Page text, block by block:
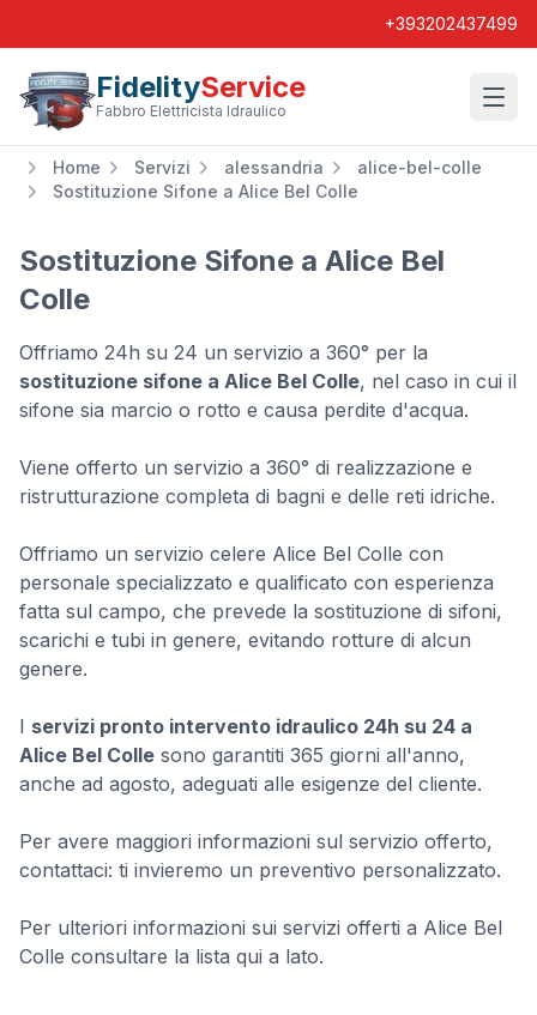
+393202437499
FidelityService
Fabbro Elettricista Idraulico
Home Servizi alessandria
alice-bel-colle
Sostituzione Sifone a Alice Bel Colle
Sostituzione Sifone a Alice Bel
Colle
Offriamo 24h su 24 un servizio a 360° per la
sostituzione sifone a Alice Bel Colle, nel caso in cui il
sifone sia marcio o rotto e causa perdite d'acqua.
Viene offerto un servizio a 360° di realizzazione e
ristrutturazione completa di bagni e delle reti idriche.
Offriamo un servizio celere Alice Bel Colle con
personale specializzato e qualificato con esperienza
fatta sul campo, che prevede la sostituzione di sifoni,
scarichi e tubi in genere, evitando rotture di alcun
genere.
I servizi pronto intervento idraulico 24h su 24 a
Alice Bel Colle sono garantiti 365 giorni all'anno,
anche ad agosto, adeguati alle esigenze del cliente.
Per avere maggiori informazioni sul servizio offerto,
contattaci: ti invieremo un preventivo personalizzato.
Per ulteriori informazioni sui servizi offerti a Alice Bel
Colle consultare la lista qui a lato.